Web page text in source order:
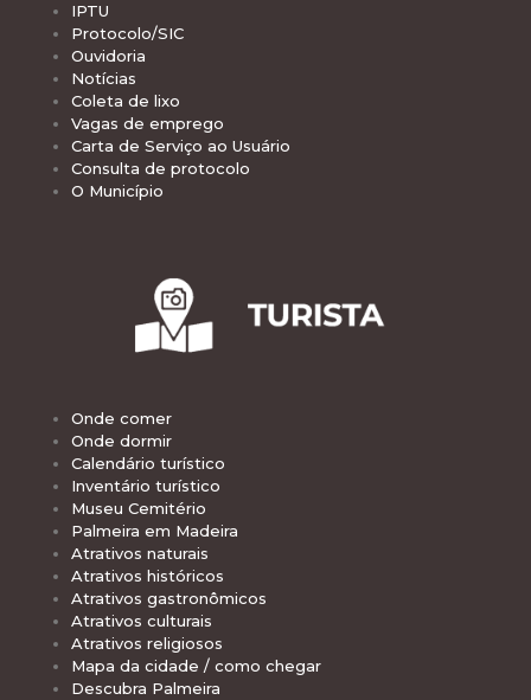
IPTU
Protocolo/SIC
Ouvidoria
Notícias
Coleta de lixo
Vagas de emprego
Carta de Serviço ao Usuário
Consulta de protocolo
O Município
Onde comer
Onde dormir
Calendário turístico
Inventário turístico
Museu Cemitério
Palmeira em Madeira
Atrativos naturais
Atrativos históricos
Atrativos gastronômicos
Atrativos culturais
Atrativos religiosos
Mapa da cidade / como chegar
Descubra Palmeira